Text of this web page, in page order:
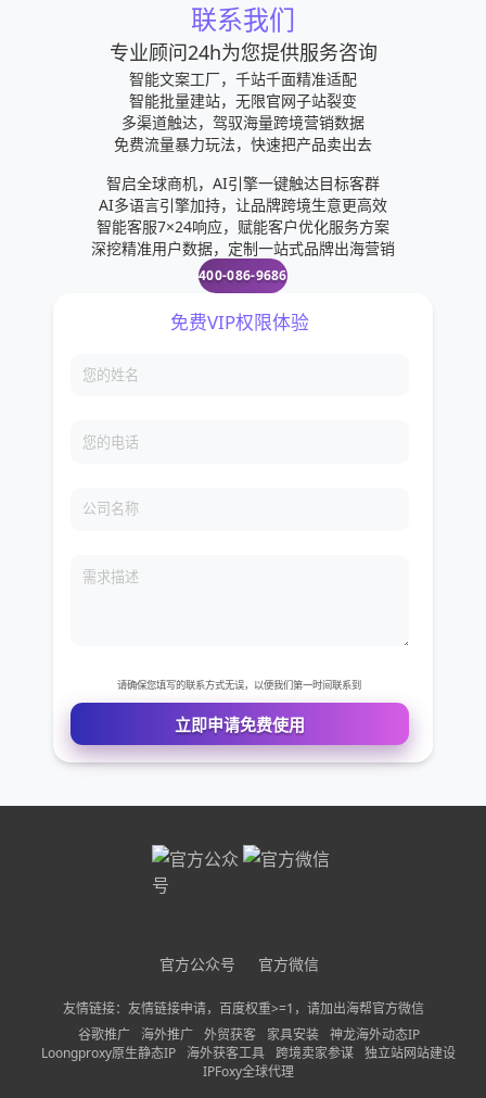
联系我们
专业顾问24h为您提供服务咨询
智能文案工厂，千站千面精准适配
智能批量建站，无限官网子站裂变
多渠道触达，驾驭海量跨境营销数据
免费流量暴力玩法，快速把产品卖出去
智启全球商机，AI引擎一键触达目标客群
AI多语言引擎加持，让品牌跨境生意更高效
智能客服7×24响应，赋能客户优化服务方案
深挖精准用户数据，定制一站式品牌出海营销
400-086-9686
免费VIP权限体验
您的姓名
官方公众号 官方微信
友情链接：友情链接申请，百度权重>=1，请加出海帮官方微信
谷歌推广
海外推广 外贸获客 家具安装
神龙海外动态IP
Loongproxy原生静态IP 海外获客工具 跨境卖家参谋 独立站网站建设
IPFoxy全球代理